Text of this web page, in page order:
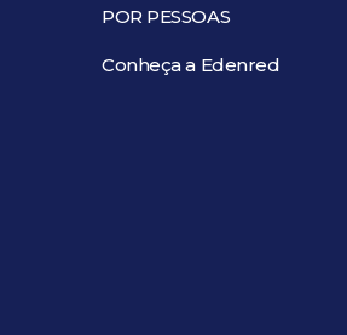
POR PESSOAS
Conheça a Edenred